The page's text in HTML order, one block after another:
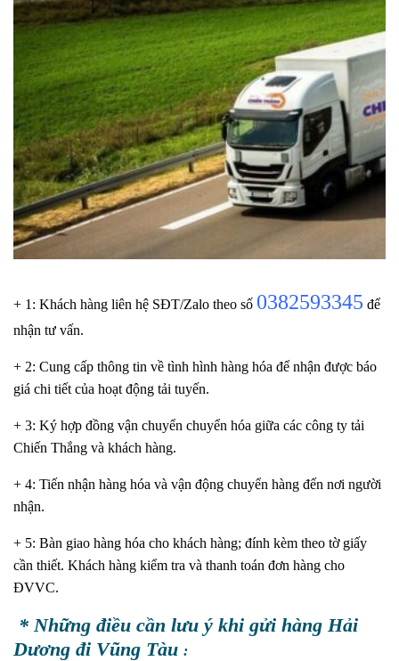
+ 1: Khách hàng liên hệ SĐT/Zalo theo số 0382593345 để
nhận tư vấn.
+ 2: Cung cấp thông tin về tình hình hàng hóa để nhận được báo
giá chi tiết của hoạt động tải tuyến.
+ 3: Ký hợp đồng vận chuyển chuyển hóa giữa các công ty tải
Chiến Thắng và khách hàng.
+ 4: Tiến nhận hàng hóa và vận động chuyển hàng đến nơi người
nhận.
+ 5: Bàn giao hàng hóa cho khách hàng; đính kèm theo tờ giấy
cần thiết. Khách hàng kiểm tra và thanh toán đơn hàng cho
ĐVVC.
* Những điều cần lưu ý khi gửi hàng Hải
Dương đi Vũng Tàu :